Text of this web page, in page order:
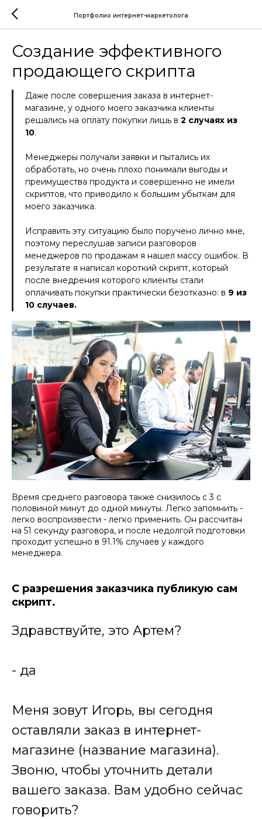
Портфолио интернет-маркетолога
Создание эффективного
продающего скрипта
Даже после совершения заказа в интернет-
магазине, у одного моего заказчика клиенты
решались на оплату покупки лишь в 2 случаях из
10.
Менеджеры получали заявки и пытались их
обработать, но очень плохо понимали выгоды и
преимущества продукта и совершенно не имели
скриптов, что приводило к большим убыткам для
моего заказчика.
Исправить эту ситуацию было поручено лично мне,
поэтому переслушав записи разговоров
менеджеров по продажам я нашел массу ошибок. В
результате я написал короткий скрипт, который
после внедрения которого клиенты стали
оплачивать покупки практически безотказно: в 9 из
10 случаев.
Время среднего разговора также снизилось с 3 с
половиной минут до одной минуты. Легко запомнить -
легко воспроизвести - легко применить. Он рассчитан
на 51 секунду разговора, и после недолгой подготовки
проходит успешно в 91.1% случаев у каждого
менеджера.
С разрешения заказчика публикую сам
скрипт.
Здравствуйте, это Артем?
- да
Меня зовут Игорь, вы сегодня
оставляли заказ в интернет-
магазине (название магазина).
Звоню, чтобы уточнить детали
вашего заказа. Вам удобно сейчас
говорить?